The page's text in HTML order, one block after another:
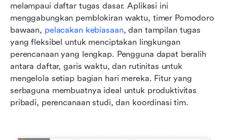
melampaui daftar tugas dasar. Aplikasi ini
menggabungkan pemblokiran waktu, timer Pomodoro
bawaan, pelacakan kebiasaan, dan tampilan tugas
yang fleksibel untuk menciptakan lingkungan
perencanaan yang lengkap. Pengguna dapat beralih
antara daftar, garis waktu, dan rutinitas untuk
mengelola setiap bagian hari mereka. Fitur yang
serbaguna membuatnya ideal untuk produktivitas
pribadi, perencanaan studi, dan koordinasi tim.